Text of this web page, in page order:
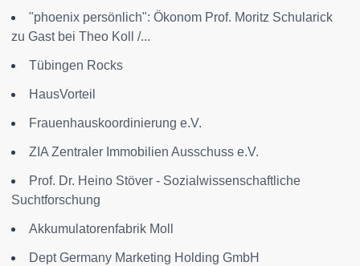
"phoenix persönlich": Ökonom Prof. Moritz Schularick
zu Gast bei Theo Koll /...
Tübingen Rocks
HausVorteil
Frauenhauskoordinierung e.V.
ZIA Zentraler Immobilien Ausschuss e.V.
Prof. Dr. Heino Stöver - Sozialwissenschaftliche
Suchtforschung
Akkumulatorenfabrik Moll
Dept Germany Marketing Holding GmbH